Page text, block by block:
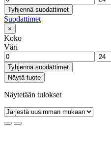
Tyhjennä suodattimet
Suodattimet
×
Koko
Väri
Tyhjennä suodattimet
Näytä tuote
Näytetään tulokset